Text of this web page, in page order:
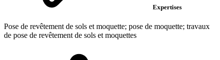
Expertises
Pose de revêtement de sols et moquette; pose de moquette; travaux
de pose de revêtement de sols et moquettes